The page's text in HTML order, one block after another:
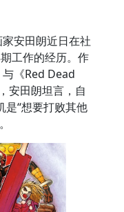
安田朗近日在社
工作的经历。作
《Red Dead
安田朗坦言，自
是“想要打败其他